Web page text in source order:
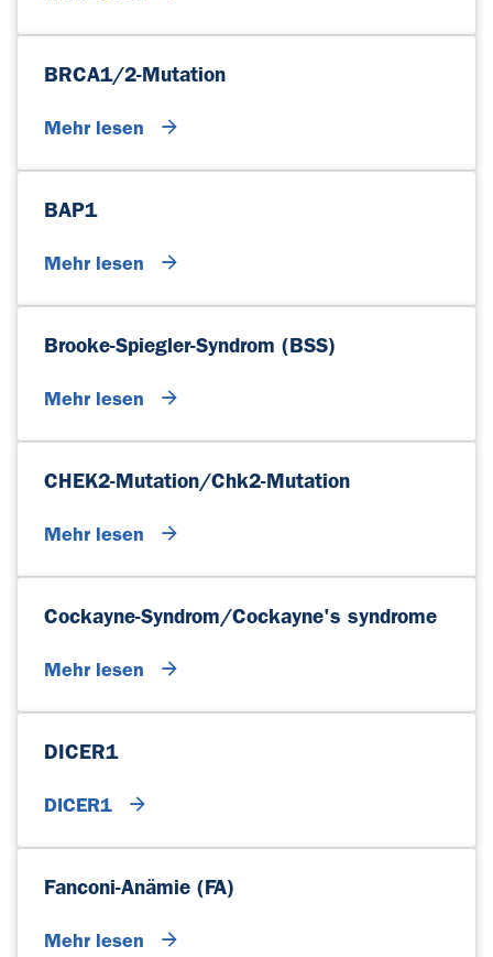
BRCA1/2-Mutation
Mehr lesen
BAP1
Mehr lesen
Brooke-Spiegler-Syndrom (BSS)
Mehr lesen
CHEK2-Mutation/Chk2-Mutation
Mehr lesen
Cockayne-Syndrom/Cockayne's syndrome
Mehr lesen
DICER1
DICER1
Fanconi-Anämie (FA)
Mehr lesen